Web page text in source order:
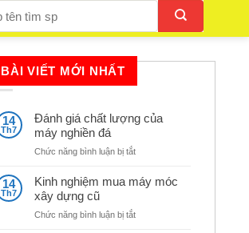
BÀI VIẾT MỚI NHẤT
14
Th7
Đánh giá chất lượng của
máy nghiền đá
Chức năng bình luận bị tắtở
giá
chất
của
14
Th7
Kinh nghiệm mua máy móc
xây dựng cũ
Chức năng bình luận bị tắtở